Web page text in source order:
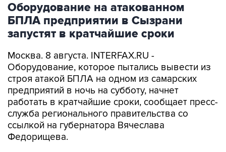
Оборудование на атакованном
БПЛА предприятии в Сызрани
запустят в кратчайшие сроки
Москва. 8 августа. INTERFAX.RU -
Оборудование, которое пытались вывести из
строя атакой БПЛА на одном из самарских
предприятий в ночь на субботу, начнет
работать в кратчайшие сроки, сообщает пресс-
служба регионального правительства со
ссылкой на губернатора Вячеслава
Федорищева.